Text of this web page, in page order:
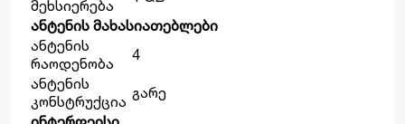
მეხსიერება
ანტენის მახასიათებლები
ანტენის
რაოდენობა
4
ანტენის
კონსტრუქცია გარე